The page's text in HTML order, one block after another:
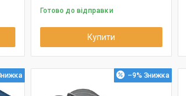
Готово до відправки
Купити
–9%